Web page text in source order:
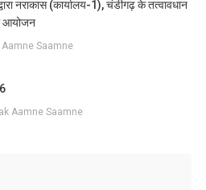
नराकास (कार्यालय-1), चंडीगढ़ के तत्वावधान
आयोजन
Aamne Saamne
Aamne Saamne